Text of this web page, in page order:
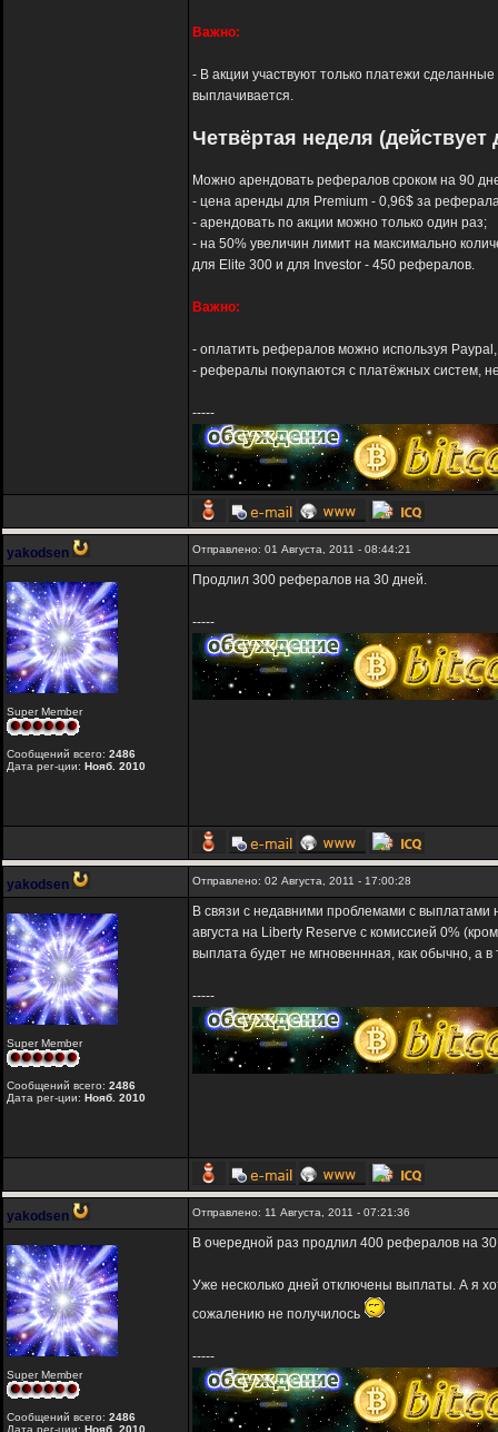
Важно:
- В акции участвуют только платежи
выплачивается.
Четвёртая неделя (действует
Можно арендовать рефералов сроком на 90
- цена аренды для Premium - 0,96$ за
- арендовать по акции можно только один раз;
- на 50% увеличин лимит на максимально
для Elite 300 и для Investor - 450 рефералов.
Важно:
- оплатить рефералов можно используя
- рефералы покупаются с платёжных систем,
-----
yakodsen Отправлено: 01 Августа, 2011 - 08:44:21
Super Member
Сообщений всего: 2486
Дата рег-ции: Нояб. 2010
Продлил 300 рефералов на 30 дней.
-----
yakodsen Отправлено: 02 Августа, 2011 - 17:00:28
Super Member
Сообщений всего: 2486
Дата рег-ции: Нояб. 2010
В связи с недавними проблемами с
августа на Liberty Reserve с комиссией 0%
выплата будет не мгновеннная, как обычно, а в
-----
yakodsen Отправлено: 11 Августа, 2011 - 07:21:36
Super Member
Сообщений всего: 2486
Дата рег-ции: Нояб. 2010
В очередной раз продлил 400 рефералов на
Уже несколько дней отключены выплаты. А я
сожалению не получилось
-----